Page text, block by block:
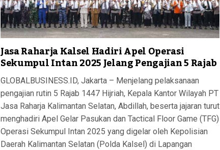
Jasa Raharja Kalsel Hadiri Apel Operasi
Sekumpul Intan 2025 Jelang Pengajian 5 Rajab
GLOBALBUSINESS.ID, Jakarta – Menjelang pelaksanaan
pengajian rutin 5 Rajab 1447 Hijriah, Kepala Kantor Wilayah PT
Jasa Raharja Kalimantan Selatan, Abdillah, beserta jajaran turut
menghadiri Apel Gelar Pasukan dan Tactical Floor Game (TFG)
Operasi Sekumpul Intan 2025 yang digelar oleh Kepolisian
Daerah Kalimantan Selatan (Polda Kalsel) di Lapangan